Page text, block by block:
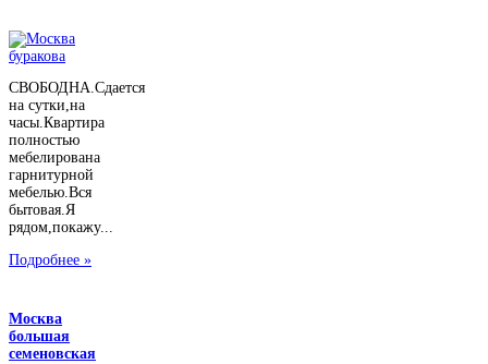
СВОБОДНА.Сдается
на сутки,на
часы.Квартира
полностью
мебелирована
гарнитурной
мебелью.Вся
бытовая.Я
рядом,покажу...
Подробнее »
Москва
большая
семеновская